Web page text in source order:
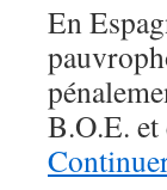
En
B.O.E.